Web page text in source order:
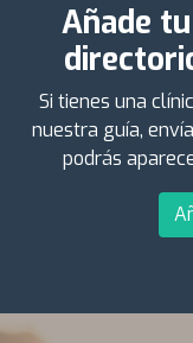
Añade
Si tienes una
nuestra guía,
podrás